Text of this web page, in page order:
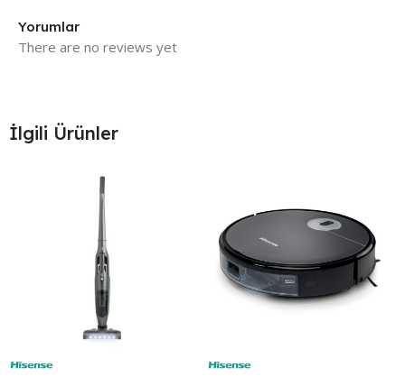
Yorumlar
There are no reviews yet
İlgili Ürünler